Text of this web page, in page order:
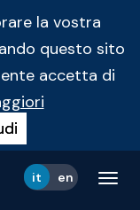
la vostra
questo sito
accetta di
it en